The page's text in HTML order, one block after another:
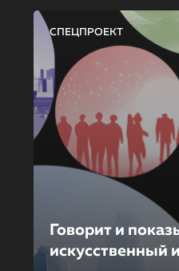
СПЕЦПРОЕКТ
Говорит и
искусственный